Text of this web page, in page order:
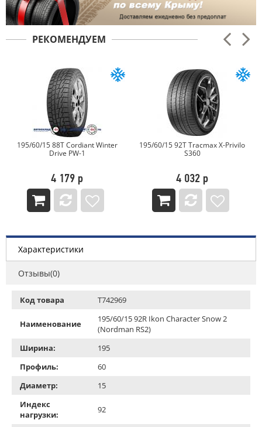
РЕКОМЕНДУЕМ
195/60/15 92T Tracmax X-Privilo
S360
4 032 р
195/60/15 88T TOURADOR
WINTER PRO TSU2
3 686 р
Характеристики
Отзывы(0)
Код товара T742969
Наименование
195/60/15 92R Ikon Character Snow 2
(Nordman RS2)
Ширина:
195
Профиль:
60
Диаметр:
15
Индекс
нагрузки:
92